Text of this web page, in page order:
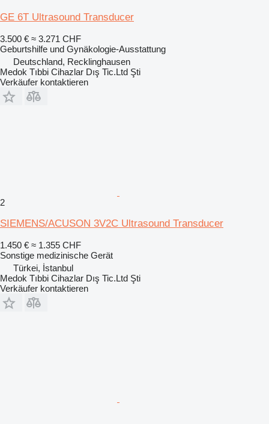
GE 6T Ultrasound Transducer
3.500 € ≈ 3.271 CHF
Geburtshilfe und Gynäkologie-Ausstattung
Deutschland, Recklinghausen
Medok Tıbbi Cihazlar Dış Tic.Ltd Şti
Verkäufer kontaktieren
2
SIEMENS/ACUSON 3V2C Ultrasound Transducer
1.450 € ≈ 1.355 CHF
Sonstige medizinische Gerät
Türkei, İstanbul
Medok Tıbbi Cihazlar Dış Tic.Ltd Şti
Verkäufer kontaktieren